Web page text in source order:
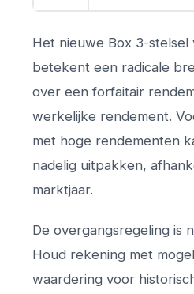
Het nieuwe Box 3-stelsel
betekent een radicale
over een forfaitair
werkelijke rendement.
met hoge rendementen
nadelig uitpakken,
marktjaar.
De overgangsregeling is
Houd rekening met
waardering voor